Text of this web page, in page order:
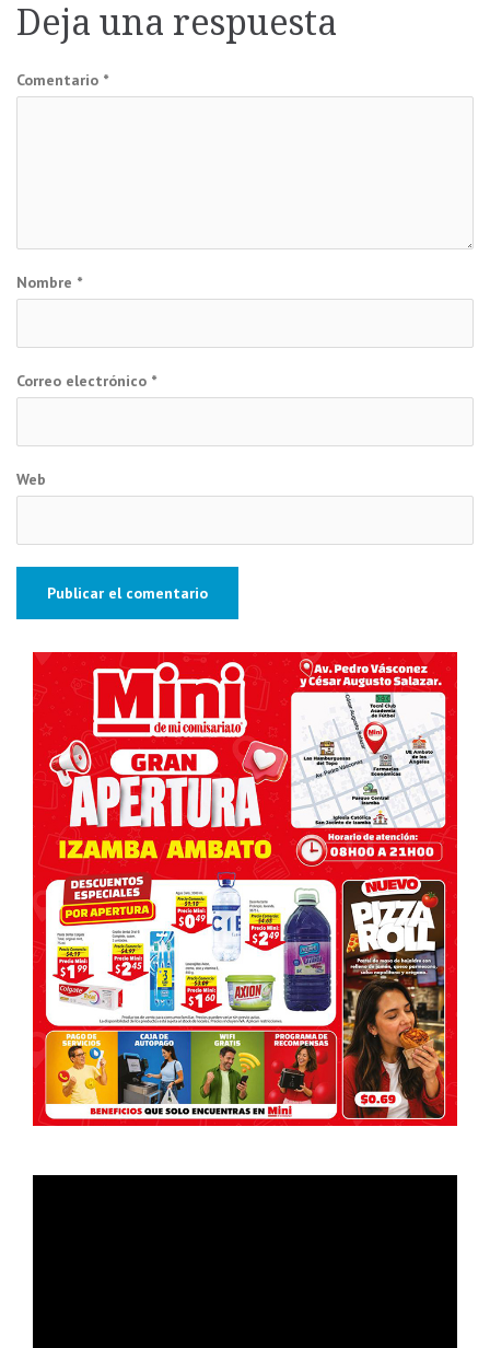
entradas
Deja una respuesta
Comentario *
Nombre *
Correo electrónico *
Web